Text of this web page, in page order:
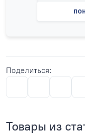
Поделиться:
Товары из